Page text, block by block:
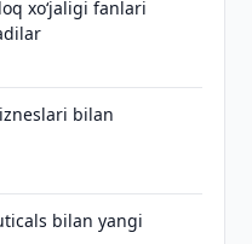
xoʻjaligi fanlari
bilan
bilan yangi